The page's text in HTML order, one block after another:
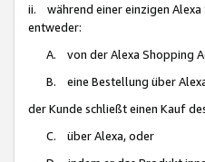
ii. während einer einzigen Alexa
entweder:
A. von der Alexa Shopping
B. eine Bestellung über
der Kunde schließt einen Kauf
C. über Alexa, oder